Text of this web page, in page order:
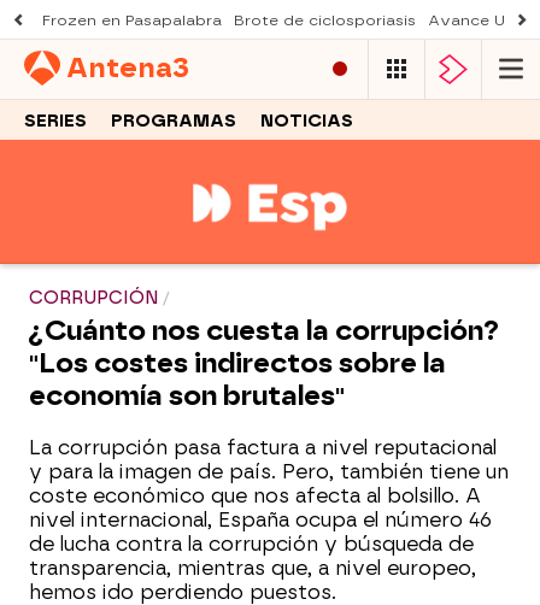
Frozen en Pasapalabra Brote de ciclosporiasis Avance Una
Antena3
SERIES PROGRAMAS NOTICIAS
CORRUPCIÓN
¿Cuánto nos cuesta la corrupción?
"Los costes indirectos sobre la
economía son brutales"
La corrupción pasa factura a nivel reputacional
y para la imagen de país. Pero, también tiene un
coste económico que nos afecta al bolsillo. A
nivel internacional, España ocupa el número 46
de lucha contra la corrupción y búsqueda de
transparencia, mientras que, a nivel europeo,
hemos ido perdiendo puestos.